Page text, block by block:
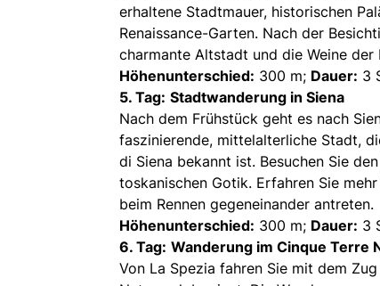
erhaltene Stadtmauer, historischen
Renaissance-Garten. Nach der
charmante Altstadt und die Weine der
Höhenunterschied: 300 m; Dauer: 3
5. Tag: Stadtwanderung in Siena
Nach dem Frühstück geht es nach
faszinierende, mittelalterliche Stadt,
di Siena bekannt ist. Besuchen Sie
toskanischen Gotik. Erfahren Sie
beim Rennen gegeneinander antreten.
Höhenunterschied: 300 m; Dauer: 3
6. Tag: Wanderung im Cinque Terre
Von La Spezia fahren Sie mit dem